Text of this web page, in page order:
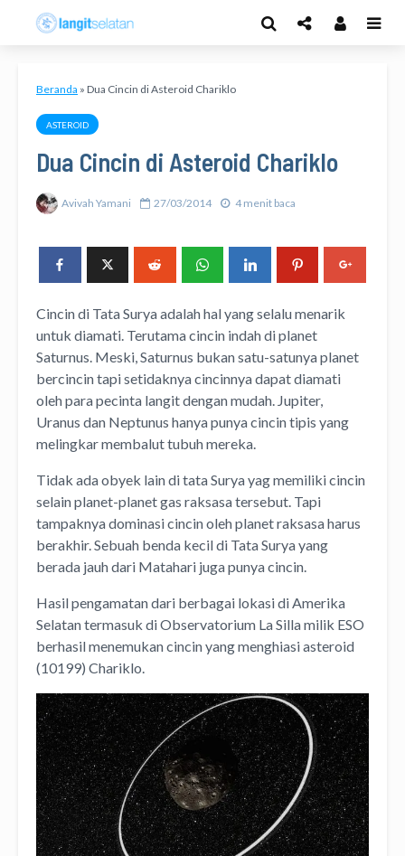
Beranda » Dua Cincin di Asteroid Chariklo
ASTEROID
Dua Cincin di Asteroid Chariklo
Avivah Yamani 27/03/2014 4 menit baca
Cincin di Tata Surya adalah hal yang selalu menarik
untuk diamati. Terutama cincin indah di planet
Saturnus. Meski, Saturnus bukan satu-satunya planet
bercincin tapi setidaknya cincinnya dapat diamati
oleh para pecinta langit dengan mudah. Jupiter,
Uranus dan Neptunus hanya punya cincin tipis yang
melingkar membalut tubuh mereka.
Tidak ada obyek lain di tata Surya yag memiliki cincin
selain planet-planet gas raksasa tersebut. Tapi
tampaknya dominasi cincin oleh planet raksasa harus
berakhir. Sebuah benda kecil di Tata Surya yang
berada jauh dari Matahari juga punya cincin.
Hasil pengamatan dari berbagai lokasi di Amerika
Selatan termasuk di Observatorium La Silla milik ESO
berhasil menemukan cincin yang menghiasi asteroid
(10199) Chariklo.